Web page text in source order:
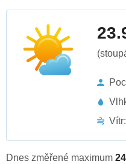
Vítr:
Dnes změřené maximum